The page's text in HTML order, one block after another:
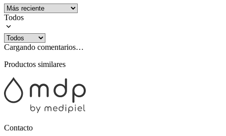
Todos
Cargando comentarios…
Productos similares
Contacto